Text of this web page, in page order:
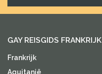
GAY REISGIDS FRANKRIJK
Frankrijk
Aquitanië